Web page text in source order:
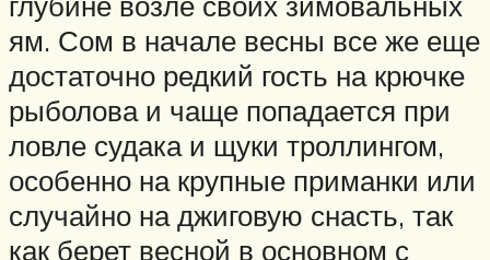
ям. Сом в начале весны все же еще
достаточно редкий гость на крючке
рыболова и чаще попадается при
ловле судака и щуки троллингом,
особенно на крупные приманки или
случайно на джиговую снасть, так
как берет весной в основном с